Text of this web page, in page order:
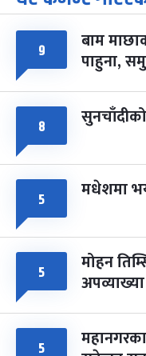
आइत चैत्र ७, २०८३-Mar
८ फागुपूर्णिमा
चैत्र ८, २०८३-Mar
९ बाम
पाहुना,
८
५ मधेशमा
५ मोहन
५